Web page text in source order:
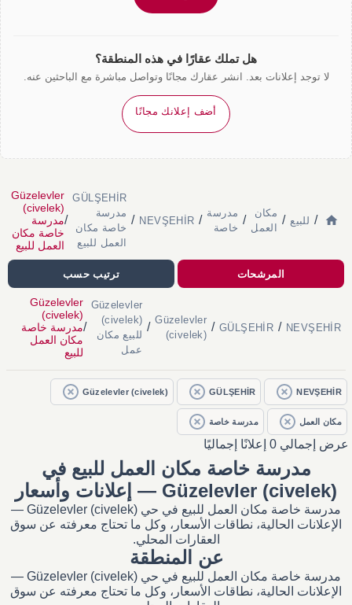
هل تملك عقارًا في هذه المنطقة؟
لا توجد إعلانات بعد. انشر عقارك مجانًا وتواصل مباشرة مع الباحثين عنه.
أضف إعلانك مجانًا
/ للبيع /
مكان
العمل
/
مدرسة
خاصة
/
NEVŞEHİR
/
GÜLŞEHİR
مدرسة
خاصة مكان
العمل للبيع
/
Güzelevler
(civelek)
مدرسة
خاصة مكان
العمل للبيع
المرشحات ترتيب حسب
NEVŞEHİR
/
GÜLŞEHİR
/
Güzelevler
(civelek)
/
Güzelevler
(civelek)
للبيع مكان
عمل
/
Güzelevler
(civelek)
مدرسة خاصة
مكان العمل
للبيع
NEVŞEHİR
GÜLŞEHİR
Güzelevler (civelek)
مكان العمل مدرسة خاصة
عرض إجمالي 0 إعلانًا إجماليًا
مدرسة خاصة مكان العمل للبيع في
Güzelevler (civelek) — إعلانات وأسعار
مدرسة خاصة مكان العمل للبيع في حي Güzelevler (civelek) —
الإعلانات الحالية، نطاقات الأسعار، وكل ما تحتاج معرفته عن سوق
العقارات المحلي.
عن المنطقة
مدرسة خاصة مكان العمل للبيع في حي Güzelevler (civelek) —
الإعلانات الحالية، نطاقات الأسعار، وكل ما تحتاج معرفته عن سوق